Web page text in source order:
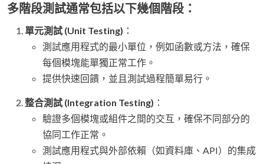
多階段測試通常包括以下幾個階段：
單元測試 (Unit Testing) ：
測試應用程式的最小單位，例如函數或方法，確保
每個模塊能單獨正常工作。
提供快速回饋，並且測試過程簡單易行。
整合測試 (Integration Testing) ：
驗證多個模塊或組件之間的交互，確保不同部分的
協同工作正常。
測試應用程式與外部依賴（如資料庫、API）的集成